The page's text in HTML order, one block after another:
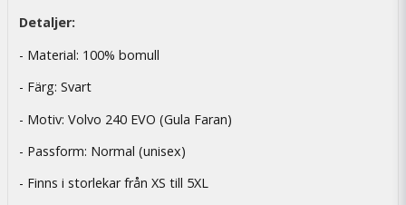
Detaljer:
- Material: 100% bomull
- Färg: Svart
- Motiv: Volvo 240 EVO (Gula Faran)
- Passform: Normal (unisex)
- Finns i storlekar från XS till 5XL